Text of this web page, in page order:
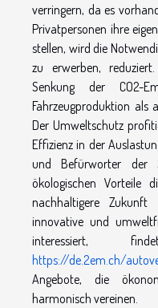
verringern, da es
Privatpersonen ihre
stellen, wird die
zu erwerben,
Senkung der CO2-
Fahrzeugproduktion als
Der Umweltschutz
Effizienz in der
und Befürworter der
ökologischen Vorteile
nachhaltigere
innovative und
interessiert,
https://de.2em.ch/
Angebote, die
harmonisch vereinen.